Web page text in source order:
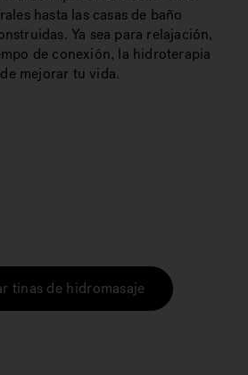
hasta las casas de baño
Ya sea para relajación,
de conexión, la hidroterapia
mejorar tu vida.
tinas de hidromasaje